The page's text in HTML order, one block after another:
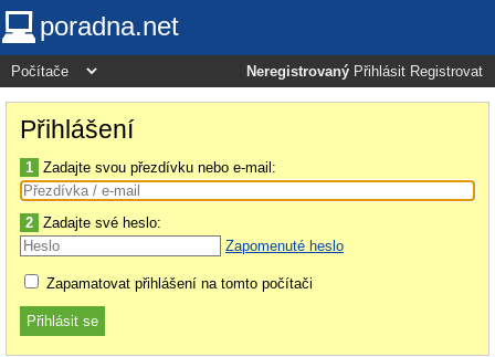
poradna.net
Neregistrovaný Přihlásit Registrovat
Přihlášení
1 Zadajte svou přezdívku nebo e-mail:
2 Zadajte své heslo:
Zapomenuté heslo
Zapamatovat přihlášení na tomto počítači